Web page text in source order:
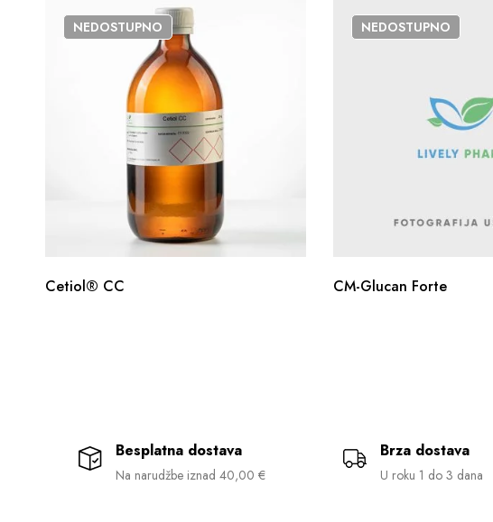
NEDOSTUPNO
Cetiol® CC
NEDOSTUPNO
CM-Glucan Forte
Besplatna dostava
Na narudžbe iznad 40,00 €
Brza dostava
U roku 1 do 3 dana